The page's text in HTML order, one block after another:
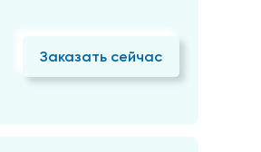
Заказать сейчас